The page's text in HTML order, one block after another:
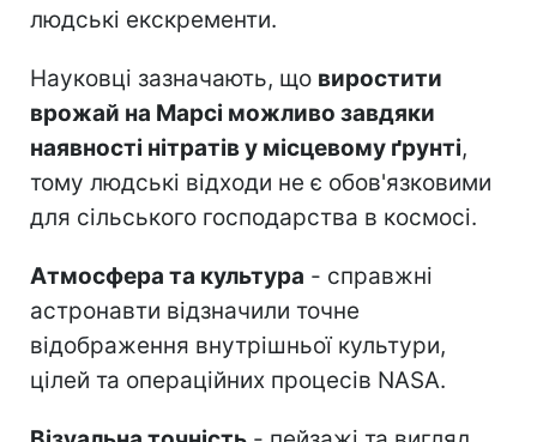
людські екскременти.
Науковці зазначають, що виростити
врожай на Марсі можливо завдяки
наявності нітратів у місцевому ґрунті,
тому людські відходи не є обов'язковими
для сільського господарства в космосі.
Атмосфера та культура - справжні
астронавти відзначили точне
відображення внутрішньої культури,
цілей та операційних процесів NASA.